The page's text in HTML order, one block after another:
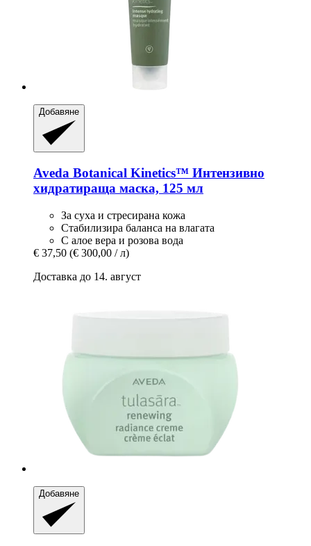
Добавяне
Aveda Botanical Kinetics™ Интензивно
хидратираща маска, 125 мл
За суха и стресирана кожа
Стабилизира баланса на влагата
С алое вера и розова вода
€ 37,50 (€ 300,00 / л)
Доставка до 14. август
Добавяне